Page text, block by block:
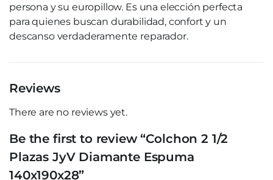
persona y su europillow. Es una elección perfecta
para quienes buscan durabilidad, confort y un
descanso verdaderamente reparador.
Reviews
There are no reviews yet.
Be the first to review “Colchon 2 1/2
Plazas JyV Diamante Espuma
140x190x28”